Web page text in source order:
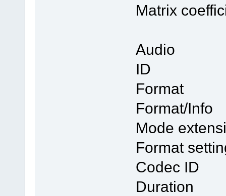
Matrix
Audio
ID
Format/
Mode
Format
Codec